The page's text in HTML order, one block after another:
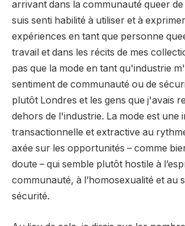
arrivant dans la communauté queer
suis senti habilité à utiliser et à
expériences en tant que personne
travail et dans les récits de mes
pas que la mode en tant qu'industrie
sentiment de communauté ou de
plutôt Londres et les gens que j'avais
dehors de l'industrie. La mode est une
transactionnelle et extractive au
axée sur les opportunités – comme
doute – qui semble plutôt hostile à
communauté, à l’homosexualité et au
sécurité.